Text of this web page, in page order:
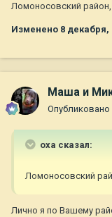
Ломоносовский
Изменено 8 декабря,
Маша и
Опубликовано
oxa сказал:
Ломоносовский
Лично я по Вашему